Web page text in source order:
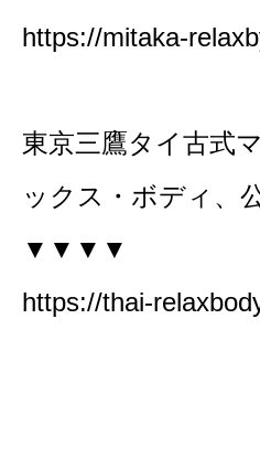
https://mitaka-
東京三鷹タイ古式
ックス・ボディ、
▼▼▼▼
https://thai-